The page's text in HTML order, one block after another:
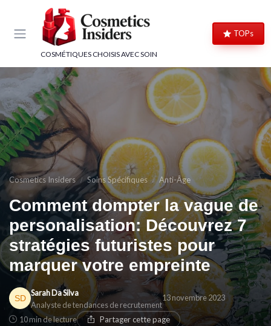
COSMÉTIQUES CHOISIS AVEC SOIN
TOPs
Cosmetics Insiders Soins Spécifiques Anti-Âge
Comment dompter la vague de
personalisation: Découvrez 7
stratégies futuristes pour
marquer votre empreinte
Sarah Da Silva
Analyste de tendances de recrutement
13 novembre 2023
10 min de lecture Partager cette page
Panneau de gestion des cookies